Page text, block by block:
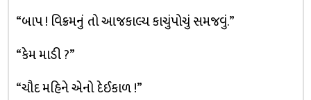
“બાપ ! વિક્રમનું તો આજકાલ્ય કાચુંપોચું સમજવું.”
“કેમ માડી ?”
“ચૌદ મહિને એનો દેઈકાળ !”